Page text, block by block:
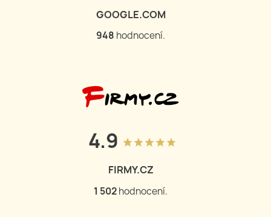
GOOGLE.COM
948 hodnocení.
4.9 grade grade grade grade grade
FIRMY.CZ
1 502hodnocení.